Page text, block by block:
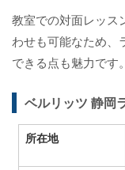
教室での対面レッス
わせも可能なため、
できる点も魅力です。
ベルリッツ 静岡
所在地